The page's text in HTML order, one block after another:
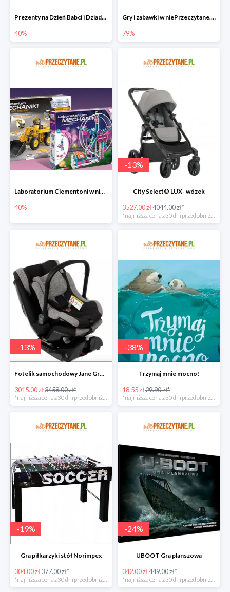
Prezenty na Dzień Babci i Dziadka w niePrzeczytane.pl do -40%
40%
Gry i zabawki w niePrzeczytane.pl do -79%
79%
Laboratorium Clementoni w niePrzeczytane.pl do -40%
40%
-13%
City Select® LUX- wózek
3527.00 zł4044.00 zł*
*najniższa cena z 30 dni przed obniżką
-13%
Fotelik samochodowy Jane Groowy i-Size
3015.00 zł3458.00 zł*
-38%
Trzymaj mnie mocno!
18.55 zł29.90 zł*
-19%
Gra piłkarzyki stół Norimpex
304.00 zł377.00 zł*
*najniższa cena z 30 dni przed obniżką
-24%
UBOOT Gra planszowa
342.00 zł449.00 zł*
*najniższa cena z 30 dni przed obniżką